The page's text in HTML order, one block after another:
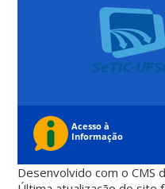
Desenvolvido com o